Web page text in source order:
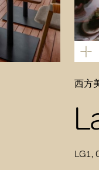
西方
LG1,